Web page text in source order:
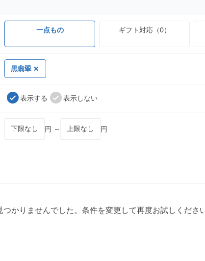
一点もの ギフト対応（0）
黒翡翠
表示する 表示しない
円 ～ 円
かりませんでした。条件を変更して再度お試しください